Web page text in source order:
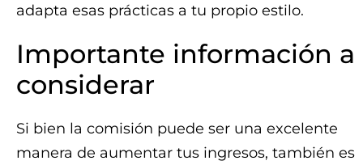
adapta esas prácticas a tu propio estilo.
Importante información a
considerar
Si bien la comisión puede ser una excelente
manera de aumentar tus ingresos, también es